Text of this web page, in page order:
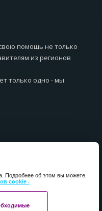
Подробнее об этом вы можете
cookie .
помощь не только
из регионов
только одно - мы